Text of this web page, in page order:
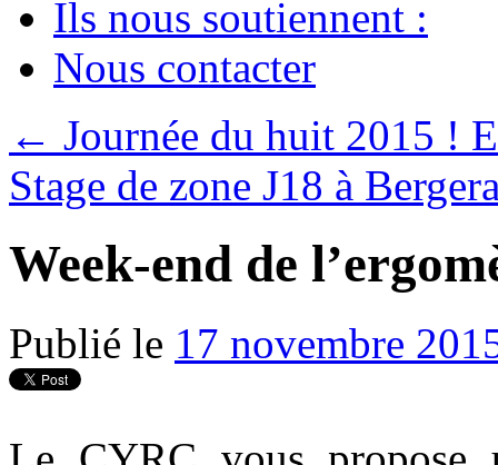
Ils nous soutiennent :
Nous contacter
← Journée du huit 2015 !
Stage de zone J18 à
Week-end de
Publié le 17 novembre